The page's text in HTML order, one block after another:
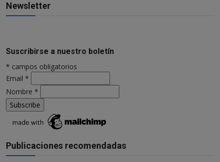
Newsletter
Suscribirse a nuestro boletín
* campos obligatorios
Email *
Nombre *
Publicaciones recomendadas